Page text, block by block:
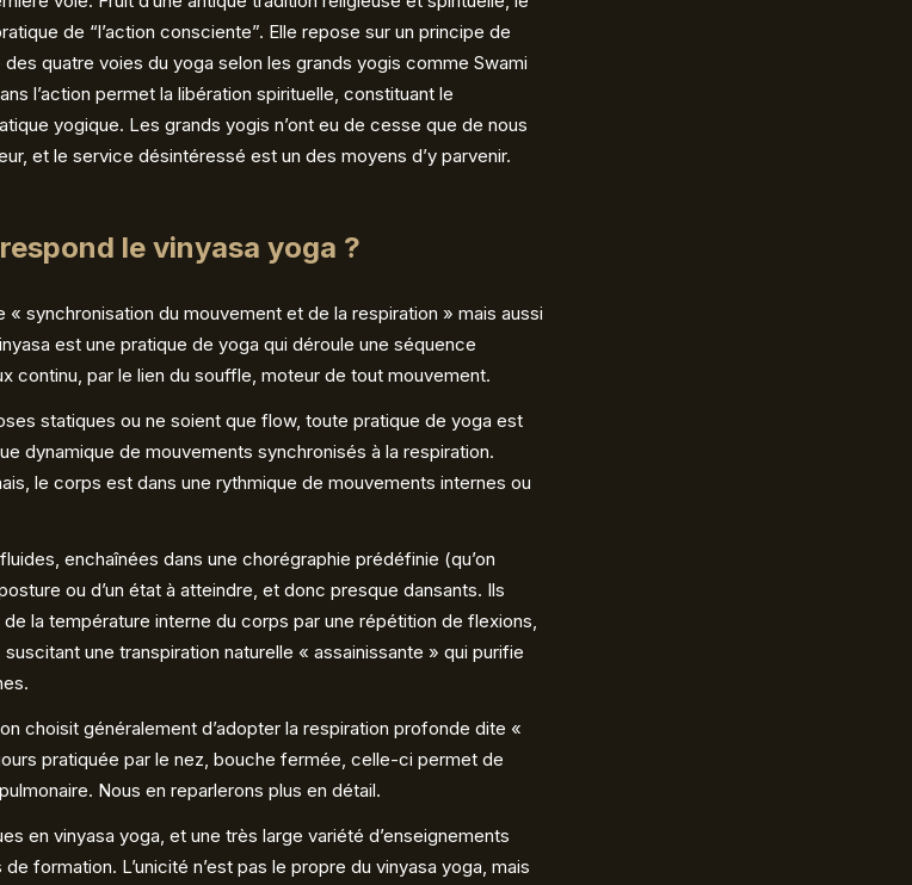
de “l’action consciente”. Elle repose sur un principe de
quatre voies du yoga selon les grands yogis comme Swami
l’action permet la libération spirituelle, constituant le
yogique. Les grands yogis n’ont eu de cesse que de nous
et le service désintéressé est un des moyens d’y parvenir.
le vinyasa yoga ?
synchronisation du mouvement et de la respiration » mais aussi
est une pratique de yoga qui déroule une séquence
continu, par le lien du souffle, moteur de tout mouvement.
statiques ou ne soient que flow, toute pratique de yoga est
dynamique de mouvements synchronisés à la respiration.
le corps est dans une rythmique de mouvements internes ou
enchaînées dans une chorégraphie prédéfinie (qu’on
ou d’un état à atteindre, et donc presque dansants. Ils
la température interne du corps par une répétition de flexions,
une transpiration naturelle « assainissante » qui purifie
choisit généralement d’adopter la respiration profonde dite «
pratiquée par le nez, bouche fermée, celle-ci permet de
Nous en reparlerons plus en détail.
en vinyasa yoga, et une très large variété d’enseignements
formation. L’unicité n’est pas le propre du vinyasa yoga, mais